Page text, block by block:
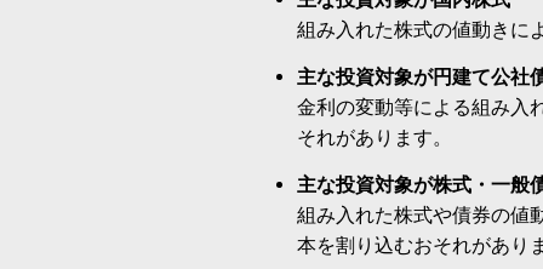
組み入れた株式の値動きに
主な投資対象が円建て公社
金利の変動等による組み入
それがあります。
主な投資対象が株式・一般
組み入れた株式や債券の値
本を割り込むおそれがあり